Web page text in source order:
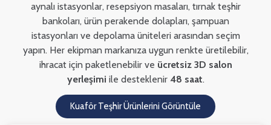
aynalı istasyonlar, resepsiyon masaları, tırnak teşhir
bankoları, ürün perakende dolapları, şampuan
istasyonları ve depolama üniteleri arasından seçim
yapın. Her ekipman markanıza uygun renkte üretilebilir,
ihracat için paketlenebilir ve ücretsiz 3D salon
yerleşimi ile desteklenir 48 saat.
Kuaför Teşhir Ürünlerini Görüntüle